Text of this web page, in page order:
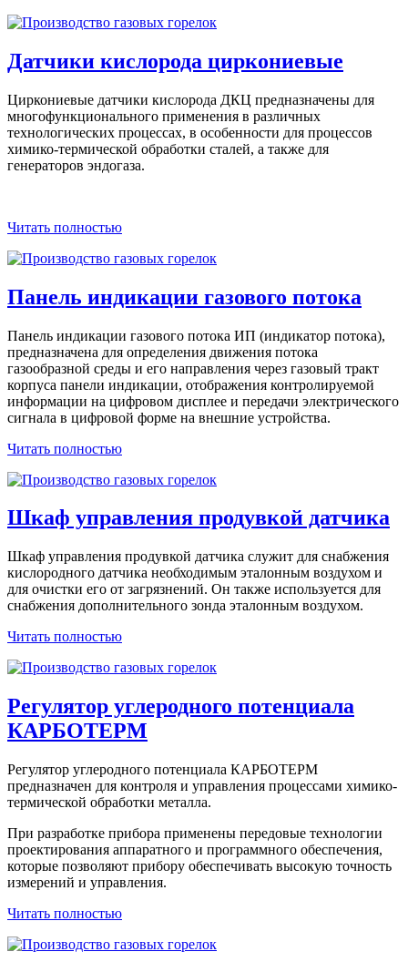
Датчики кислорода циркониевые
Циркониевые датчики кислорода ДКЦ предназначены для
многофункционального применения в различных
технологических процессах, в особенности для процессов
химико-термической обработки сталей, а также для
генераторов эндогаза.
Читать полностью
Панель индикации газового потока
Панель индикации газового потока ИП (индикатор потока),
предназначена для определения движения потока
газообразной среды и его направления через газовый тракт
корпуса панели индикации, отображения контролируемой
информации на цифровом дисплее и передачи электрического
сигнала в цифровой форме на внешние устройства.
Читать полностью
Шкаф управления продувкой датчика
Шкаф управления продувкой датчика служит для снабжения
кислородного датчика необходимым эталонным воздухом и
для очистки его от загрязнений. Он также используется для
снабжения дополнительного зонда эталонным воздухом.
Читать полностью
Регулятор углеродного потенциала
КАРБОТЕРМ
Регулятор углеродного потенциала КАРБОТЕРМ
предназначен для контроля и управления процессами химико-
термической обработки металла.
При разработке прибора применены передовые технологии
проектирования аппаратного и программного обеспечения,
которые позволяют прибору обеспечивать высокую точность
измерений и управления.
Читать полностью